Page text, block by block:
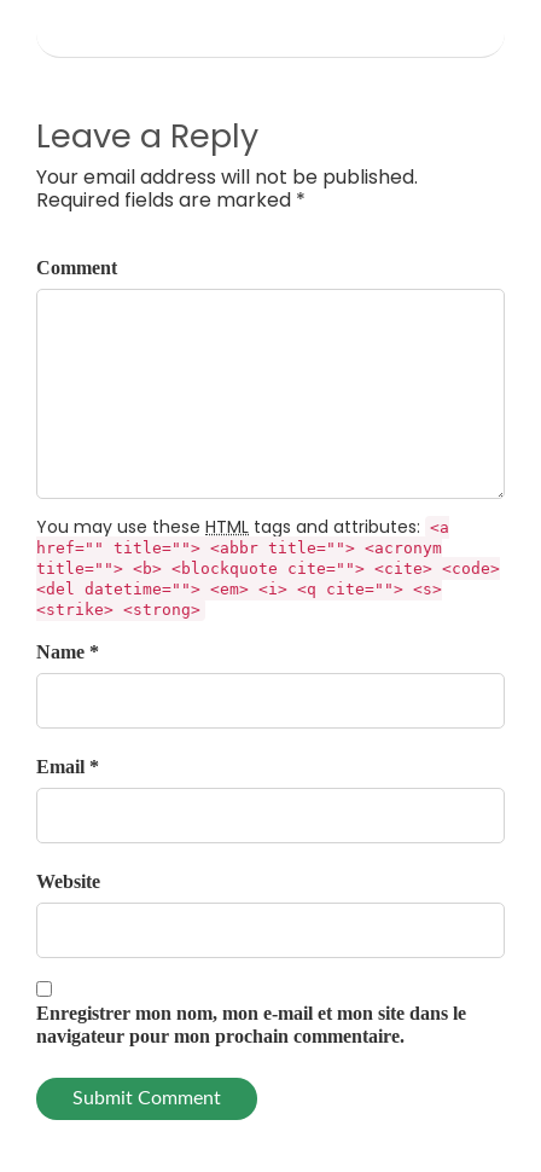
Leave a Reply
Your email address will not be published.
Required fields are marked *
Comment
You may use these HTML tags and attributes: <a
href="" title=""> <abbr title=""> <acronym
title=""> <b> <blockquote cite=""> <cite> <code>
<del datetime=""> <em> <i> <q cite=""> <s>
<strike> <strong>
Name *
Email *
Website
Enregistrer mon nom, mon e-mail et mon site dans le
navigateur pour mon prochain commentaire.